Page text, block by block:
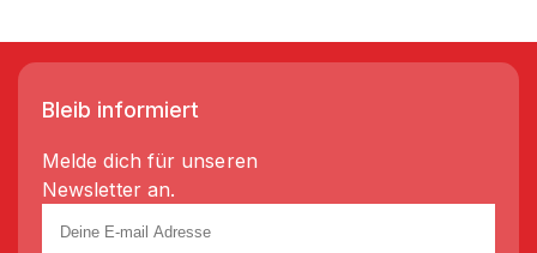
Bleib informiert
Melde dich für unseren
Newsletter an.